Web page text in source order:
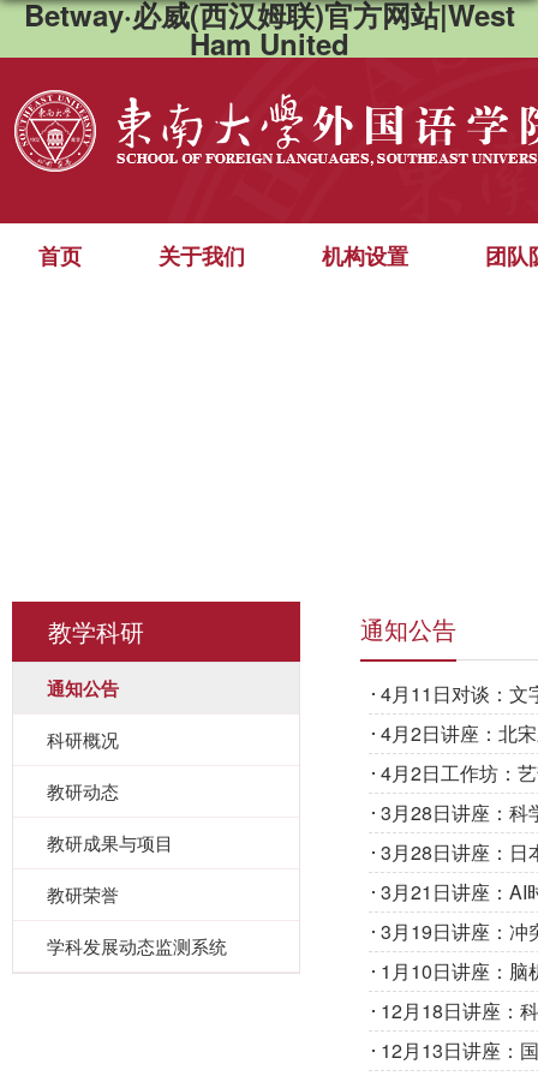
Betway·必威(西汉姆联)官方网站|West
Ham United
首页 关于我们 机构设置 团队
教学科研
通知公告
科研概况
教研动态
教研成果与项目
教研荣誉
学科发展动态监测系统
通知公告
4月11日对谈：
4月2日讲座：北
4月2日工作坊：
3月28日讲座：科
3月28日讲座：日
3月21日讲座：AI
3月19日讲座：冲
1月10日讲座：脑
12月18日讲座：
12月13日讲座：